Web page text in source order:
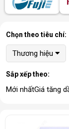
Chọn theo tiêu chí:
Thương hiệu
Sắp xếp theo:
Mới nhấtGiá tăng